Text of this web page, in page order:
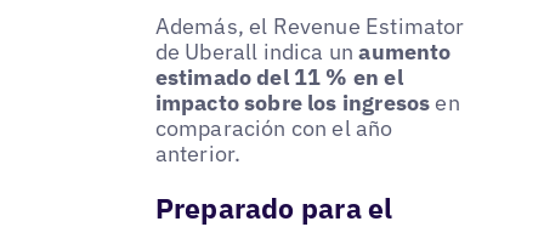
Además, el Revenue Estimator
de Uberall indica unaumento
estimado del 11 % en el
impacto sobre los ingresos en
comparación con el año
anterior.
Preparado para el